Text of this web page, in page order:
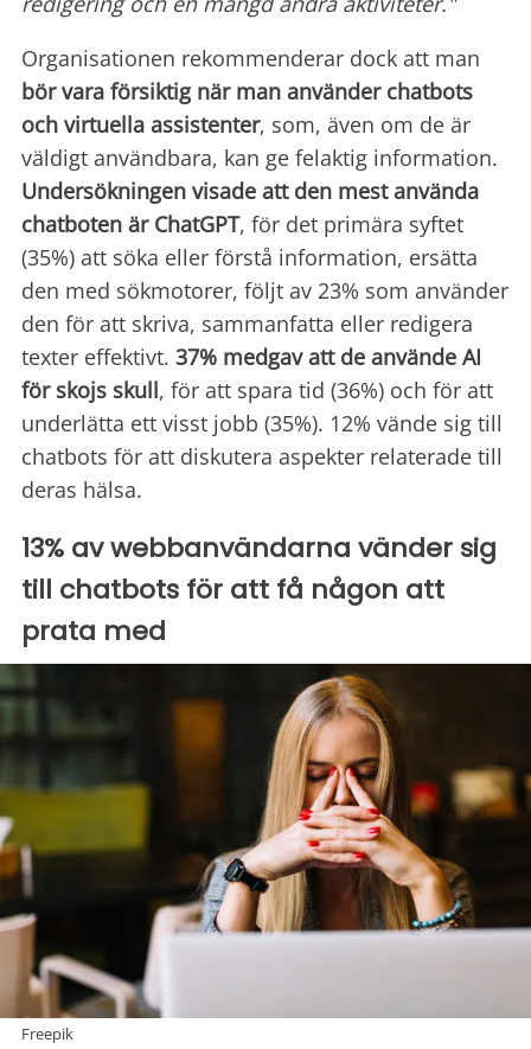
Organisationen rekommenderar dock att man
bör vara försiktig när man använder chatbots
och virtuella assistenter, som, även om de är
väldigt användbara, kan ge felaktig information.
Undersökningen visade att den mest använda
chatboten är ChatGPT, för det primära syftet
(35%) att söka eller förstå information, ersätta
den med sökmotorer, följt av 23% som använder
den för att skriva, sammanfatta eller redigera
texter effektivt. 37% medgav att de använde AI
för skojs skull, för att spara tid (36%) och för att
underlätta ett visst jobb (35%). 12% vände sig till
chatbots för att diskutera aspekter relaterade till
deras hälsa.
13% av webbanvändarna vänder sig
till chatbots för att få någon att
prata med
Freepik